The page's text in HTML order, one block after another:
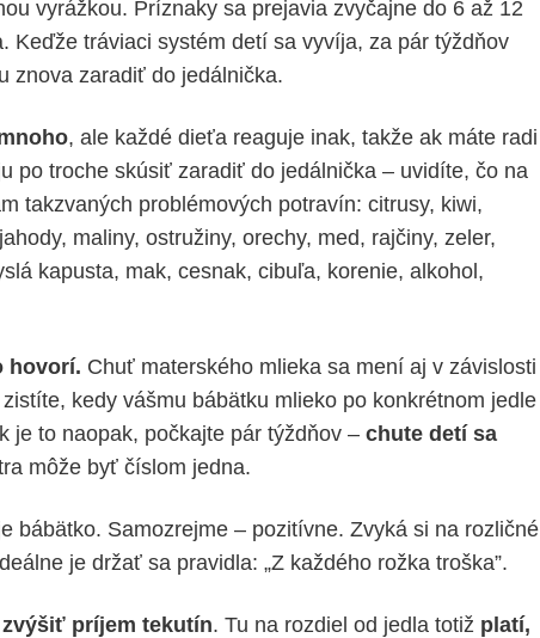
vyrážkou. Príznaky sa prejavia zvyčajne do 6 až 12
Keďže tráviaci systém detí sa vyvíja, za pár týždňov
znova zaradiť do jedálnička.
, ale každé dieťa reaguje inak, takže ak máte radi
po troche skúsiť zaradiť do jedálnička – uvidíte, čo na
takzvaných problémových potravín: citrusy, kiwi,
maliny, ostružiny, orechy, med, rajčiny, zeler,
kapusta, mak, cesnak, cibuľa, korenie, alkohol,
hovorí. Chuť materského mlieka sa mení aj v závislosti
kedy vášmu bábätku mlieko po konkrétnom jedle
je to naopak, počkajte pár týždňov – chute detí sa
môže byť číslom jedna.
bábätko. Samozrejme – pozitívne. Zvyká si na rozličné
je držať sa pravidla: „Z každého rožka troška”.
zvýšiť príjem tekutín. Tu na rozdiel od jedla totiž platí,